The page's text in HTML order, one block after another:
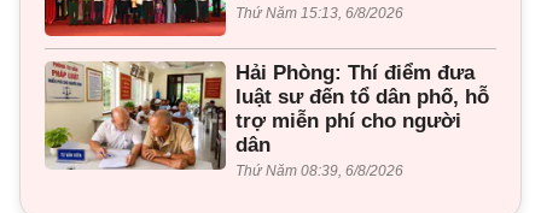
Thứ Năm 15:13, 6/8/2026
Hải Phòng: Thí điểm đưa
luật sư đến tổ dân phố, hỗ
trợ miễn phí cho người
dân
Thứ Năm 08:39, 6/8/2026